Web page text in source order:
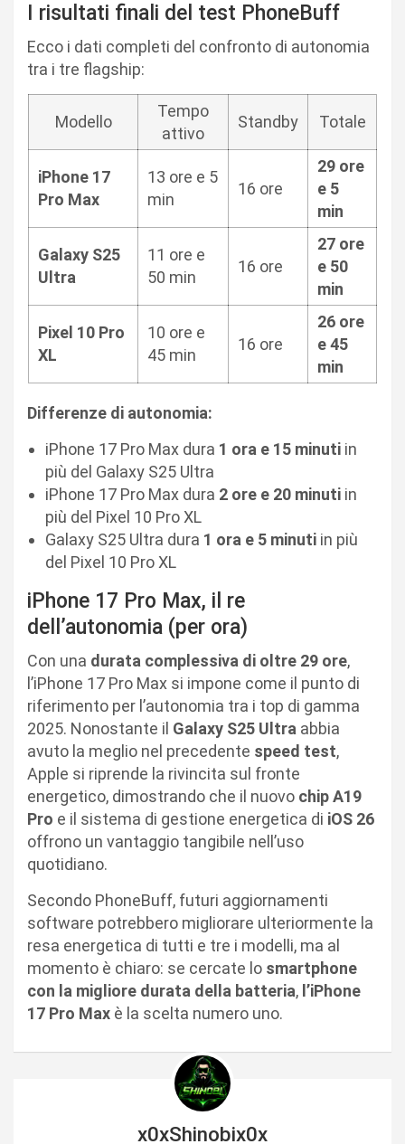
I risultati finali del test PhoneBuff
Ecco i dati completi del confronto di autonomia
tra i tre flagship:
Modello
Tempo
attivo
Standby Totale
iPhone 17
Pro Max
13 ore e 5
min
16 ore
29 ore
e 5
min
Galaxy S25
Ultra
11 ore e
50 min
16 ore
27 ore
e 50
min
Pixel 10 Pro
XL
10 ore e
45 min
16 ore
26 ore
e 45
min
Differenze di autonomia:
iPhone 17 Pro Max dura 1 ora e 15 minuti in
più del Galaxy S25 Ultra
iPhone 17 Pro Max dura 2 ore e 20 minuti in
più del Pixel 10 Pro XL
Galaxy S25 Ultra dura 1 ora e 5 minuti in più
del Pixel 10 Pro XL
iPhone 17 Pro Max, il re
dell’autonomia (per ora)
Con una durata complessiva di oltre 29 ore,
l’iPhone 17 Pro Max si impone come il punto di
riferimento per l’autonomia tra i top di gamma
2025. Nonostante il Galaxy S25 Ultra abbia
avuto la meglio nel precedente speed test,
Apple si riprende la rivincita sul fronte
energetico, dimostrando che il nuovo chip A19
Pro e il sistema di gestione energetica di iOS 26
offrono un vantaggio tangibile nell’uso
quotidiano.
Secondo PhoneBuff, futuri aggiornamenti
software potrebbero migliorare ulteriormente la
resa energetica di tutti e tre i modelli, ma al
momento è chiaro: se cercate lo smartphone
con la migliore durata della batteria, l’iPhone
17 Pro Max è la scelta numero uno.
x0xShinobix0x